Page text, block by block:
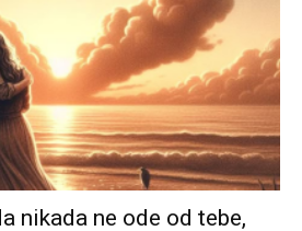
nikada ne ode od tebe,